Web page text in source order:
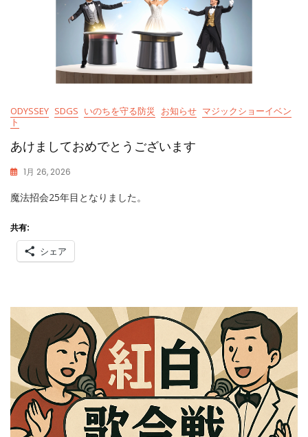
ODYSSEY SDGS いのちを守る防災 お知らせ マジックショーイベン
ト
あけましておめでとうございます
1月 26, 2026
A
魔法招会25年目となりました。
共有:
シェア